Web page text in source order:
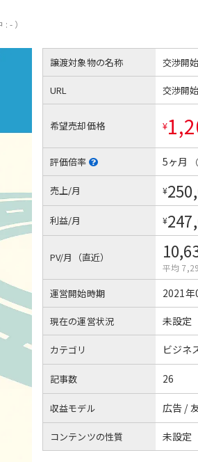
- ）
譲渡対象物の名称 交渉開
URL 交渉開
希望売却価格 ¥
評価倍率 5ヶ月
売上/月 ¥
利益/月 ¥
PV/月（直近）
平均
運営開始時期 2021年
現在の運営状況 未設定
カテゴリ ビジネ
記事数 26
収益モデル 広告 /
コンテンツの性質 未設定